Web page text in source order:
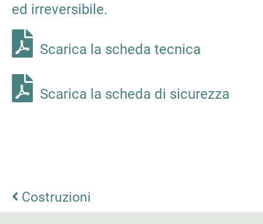
ed irreversibile.
Scarica la scheda tecnica
Scarica la scheda di sicurezza
Costruzioni